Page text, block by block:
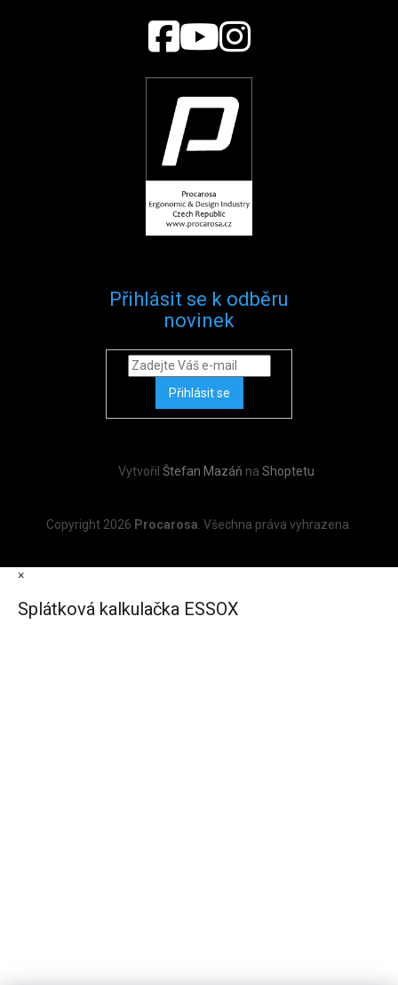
Přihlásit se k odběru
novinek
Přihlásit se
Vytvořil Štefan Mazáň na Shoptetu
Copyright 2026 Procarosa. Všechna práva vyhrazena.
×
Splátková kalkulačka ESSOX